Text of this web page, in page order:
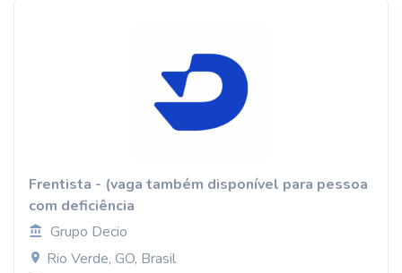
Frentista - (vaga também disponível para pessoa
com deficiência
Grupo Decio
Rio Verde, GO, Brasil